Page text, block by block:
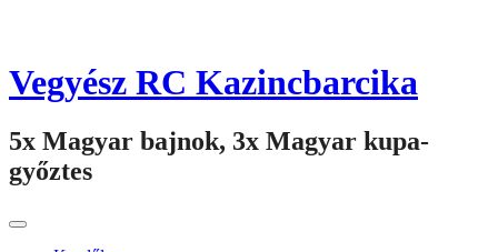
Vegyész RC Kazincbarcika
5x Magyar bajnok, 3x Magyar kupa-
győztes